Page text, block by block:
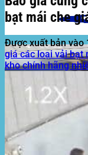
Hòa Phát Đạt
Giới thiệu
bạt mái che
Được xuất bản vào
giá các loại vải bạt
kho chính hãng